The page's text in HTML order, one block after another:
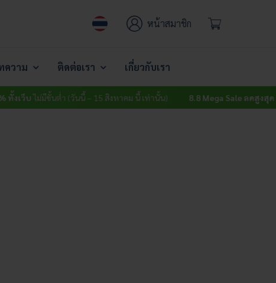
หน้าสมาชิก
ความ ติดต่อเรา เกี่ยวกับเรา
เว็บไม่มีขั้นต่ำ (วันนี้ – 15 สิงหาคม นี้ เท่านั้น) 8.8 Mega Sale ลดสูงสุด